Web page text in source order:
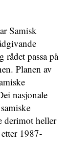
Samisk
rådet passa på
Planen av
nasjonale
derimot heller
1987-